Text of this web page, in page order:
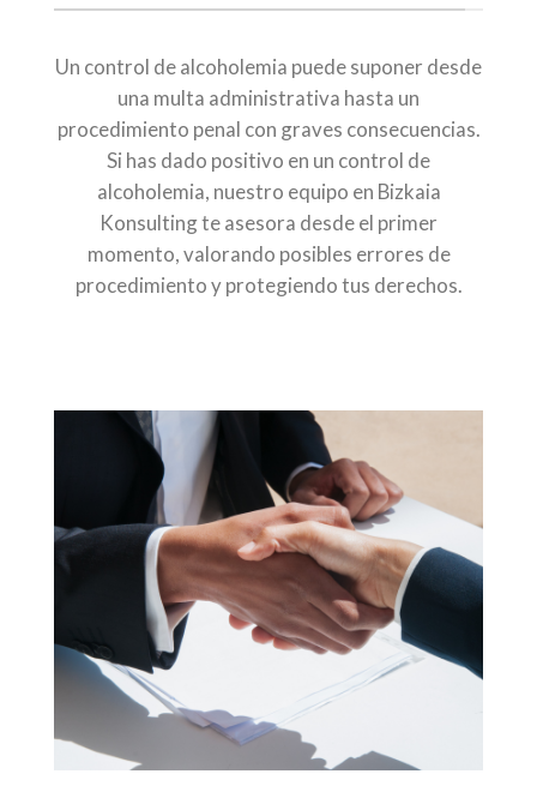
Un control de alcoholemia puede suponer desde
una multa administrativa hasta un
procedimiento penal con graves consecuencias.
Si has dado positivo en un control de
alcoholemia, nuestro equipo en Bizkaia
Konsulting te asesora desde el primer
momento, valorando posibles errores de
procedimiento y protegiendo tus derechos.